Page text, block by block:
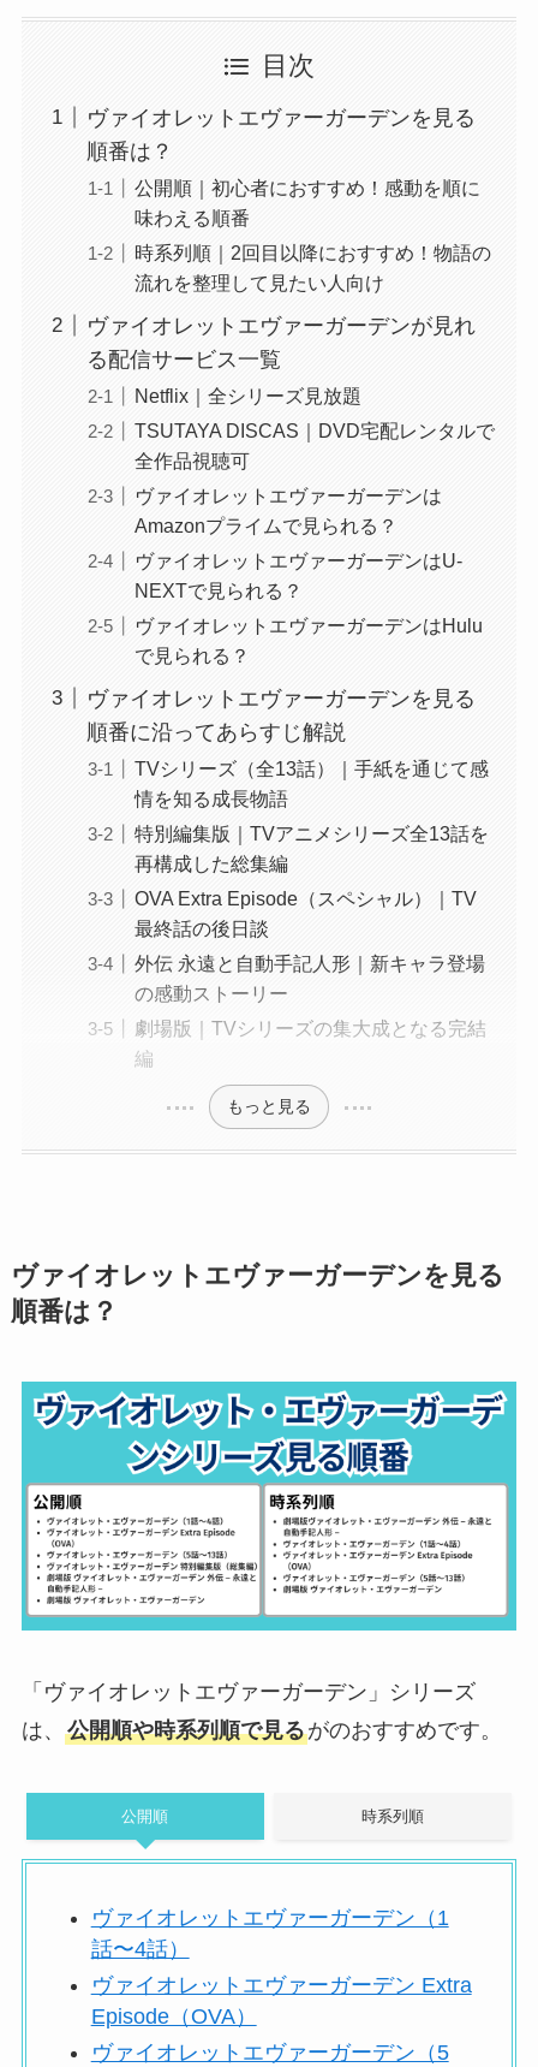
目次
ヴァイオレットエヴァーガーデンを見る
順番は？
公開順｜初心者におすすめ！感動を順に
味わえる順番
時系列順｜2回目以降におすすめ！物語の
流れを整理して見たい人向け
ヴァイオレットエヴァーガーデンが見れ
る配信サービス一覧
Netflix｜全シリーズ見放題
TSUTAYA DISCAS｜DVD宅配レンタルで
全作品視聴可
ヴァイオレットエヴァーガーデンは
Amazonプライムで見られる？
ヴァイオレットエヴァーガーデンはU-
NEXTで見られる？
ヴァイオレットエヴァーガーデンはHulu
で見られる？
ヴァイオレットエヴァーガーデンを見る
順番に沿ってあらすじ解説
TVシリーズ（全13話）｜手紙を通じて感
情を知る成長物語
特別編集版｜TVアニメシリーズ全13話を
再構成した総集編
OVA Extra Episode（スペシャル）｜TV
最終話の後日談
外伝 永遠と自動手記人形｜新キャラ登場
の感動ストーリー
劇場版｜TVシリーズの集大成となる完結
編
もっと見る
ヴァイオレットエヴァーガーデンを見る
順番は？
「ヴァイオレットエヴァーガーデン」シリーズ
は、 公開順や時系列順で見るがのおすすめです。
公開順 時系列順
ヴァイオレットエヴァーガーデン（1
話〜4話）
ヴァイオレットエヴァーガーデン Extra
Episode（OVA）
ヴァイオレットエヴァーガーデン（5